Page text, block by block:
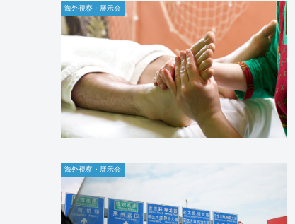
海外視察・展示会
海外視察・展示会